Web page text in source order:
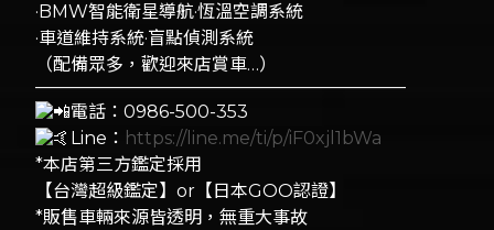
·BMW智能衛星導航·恆溫空調系統
·車道維持系統·盲點偵測系統
（配備眾多，歡迎來店賞車…）
—————————————————————
電話：0986-500-353
Line： https://line.me/ti/p/iF0xjl1bWa
​*本店第三方鑑定採用
【台灣超級鑑定】or【日本GOO認證】
*販售車輛來源皆透明，無重大事故